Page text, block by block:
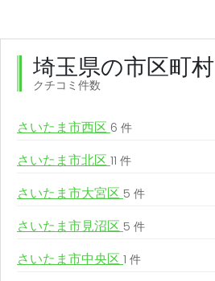
埼玉県の市区町村
クチコミ件数
さいたま市西区 6 件
さいたま市北区 11 件
さいたま市大宮区 5 件
さいたま市見沼区 5 件
さいたま市中央区 1 件